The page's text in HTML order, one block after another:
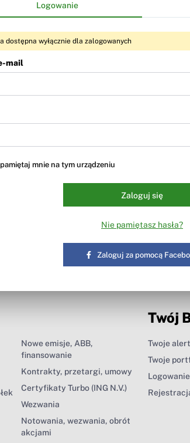
BR PremiumiBR
Nowe emisje, ABB,
finansowanie
Kontrakty, przetargi, umowy
Certyfikaty Turbo (ING N.V.)
Wezwania
Notowania, wezwania, obrót
akcjami
Twój
Twoje
Twoje
Logowanie
Logowanie
dostępna wyłącznie dla zalogowanych
mail
mnie na tym urządzeniu
Zaloguj się
Nie pamiętasz hasła?
Zaloguj za pomocą